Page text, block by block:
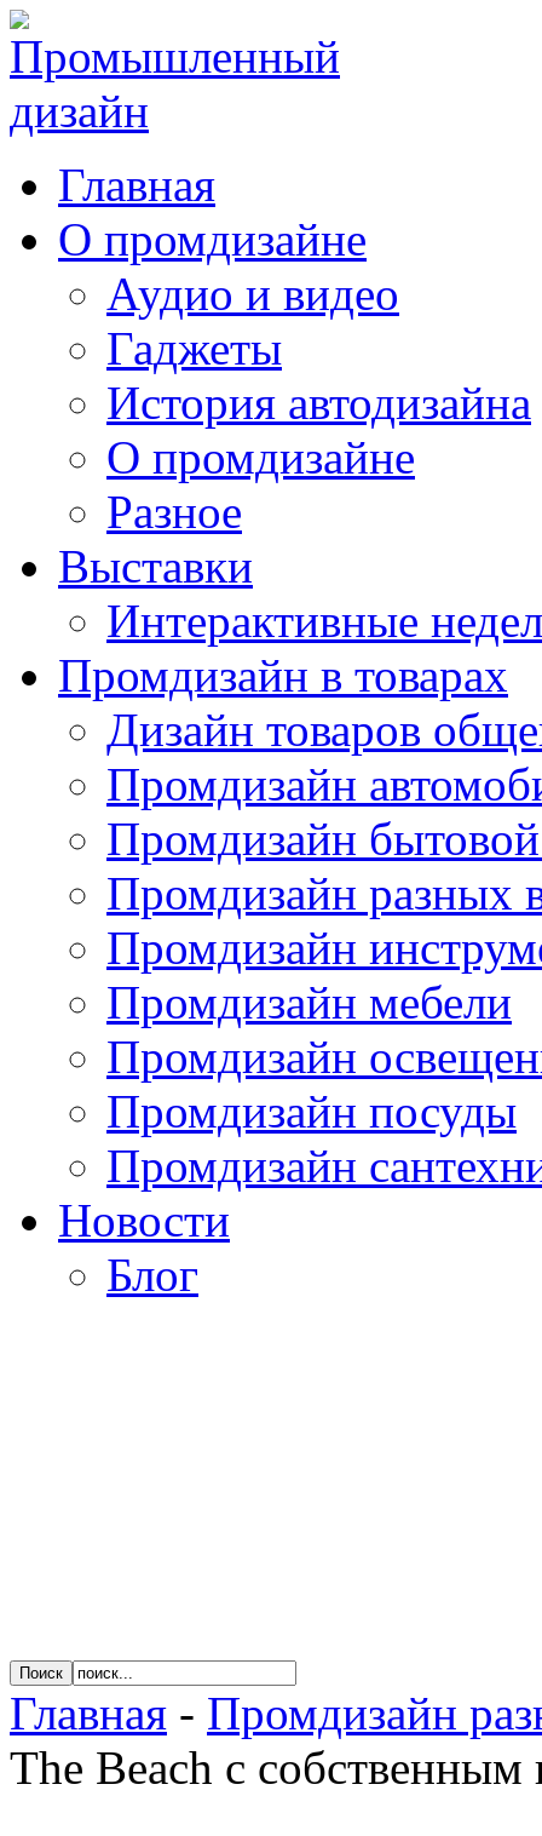
Главная
О промдизайне
Аудио и видео
Гаджеты
История автодизайна
О промдизайне
Разное
Выставки
Интерактивные
Промдизайн в товарах
Дизайн товаров
Промдизайн
Промдизайн
Промдизайн разных
Промдизайн
Промдизайн мебели
Промдизайн
Промдизайн посуды
Промдизайн
Новости
Блог
Главная - Промдизайн
The Beach с